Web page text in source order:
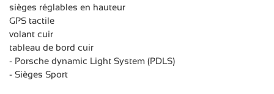
sièges réglables en hauteur
GPS tactile
volant cuir
tableau de bord cuir
- Porsche dynamic Light System (PDLS)
- Sièges Sport